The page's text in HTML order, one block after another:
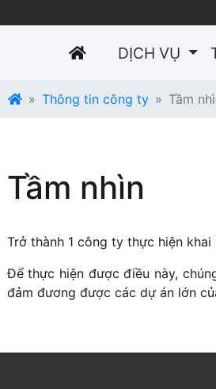
(CURRENT)
DỊCH VỤ
Thông tin công ty Tầm
Tầm nhìn
Trở thành 1 công ty thực hiện
Để thực hiện được điều này,
đảm đương được các dự án lớn